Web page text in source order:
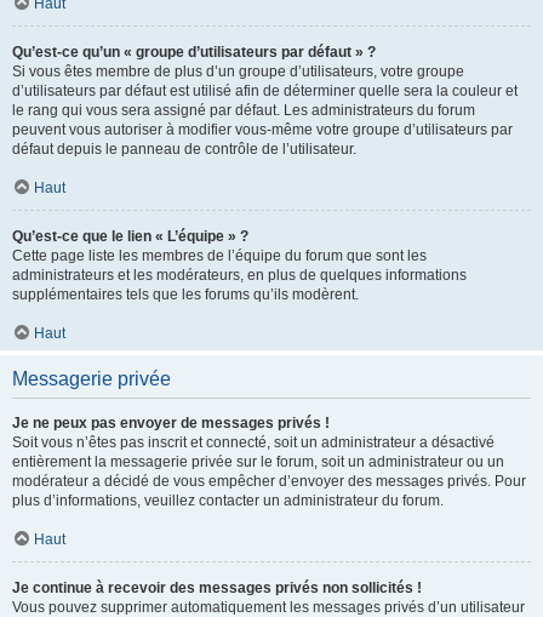
Haut
Qu’est-ce qu’un « groupe d’utilisateurs par défaut » ?
Si vous êtes membre de plus d’un groupe d’utilisateurs, votre groupe
d’utilisateurs par défaut est utilisé afin de déterminer quelle sera la couleur et
le rang qui vous sera assigné par défaut. Les administrateurs du forum
peuvent vous autoriser à modifier vous-même votre groupe d’utilisateurs par
défaut depuis le panneau de contrôle de l’utilisateur.
Haut
Qu’est-ce que le lien « L’équipe » ?
Cette page liste les membres de l’équipe du forum que sont les
administrateurs et les modérateurs, en plus de quelques informations
supplémentaires tels que les forums qu’ils modèrent.
Haut
Messagerie privée
Je ne peux pas envoyer de messages privés !
Soit vous n’êtes pas inscrit et connecté, soit un administrateur a désactivé
entièrement la messagerie privée sur le forum, soit un administrateur ou un
modérateur a décidé de vous empêcher d’envoyer des messages privés. Pour
plus d’informations, veuillez contacter un administrateur du forum.
Haut
Je continue à recevoir des messages privés non sollicités !
Vous pouvez supprimer automatiquement les messages privés d’un utilisateur